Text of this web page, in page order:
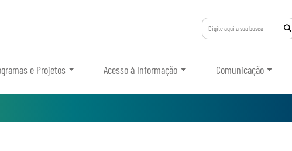
e Projetos Acesso à Informação Comunicação